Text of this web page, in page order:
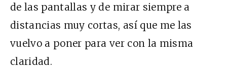
de las pantallas y de mirar siempre a
distancias muy cortas, así que me las
vuelvo a poner para ver con la misma
claridad.